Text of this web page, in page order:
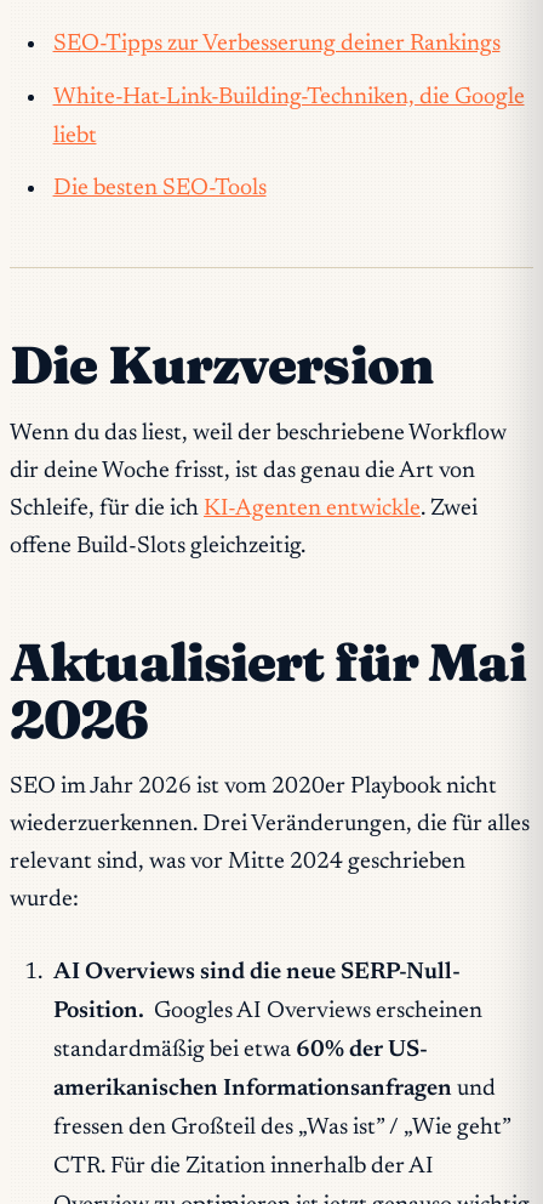
SEO-Tipps zur Verbesserung deiner Rankings
White-Hat-Link-Building-Techniken, die Google
liebt
Die besten SEO-Tools
Die Kurzversion
Wenn du das liest, weil der beschriebene Workflow
dir deine Woche frisst, ist das genau die Art von
Schleife, für die ich KI-Agenten entwickle. Zwei
offene Build-Slots gleichzeitig.
Aktualisiert für Mai
2026
SEO im Jahr 2026 ist vom 2020er Playbook nicht
wiederzuerkennen. Drei Veränderungen, die für alles
relevant sind, was vor Mitte 2024 geschrieben
wurde:
AI Overviews sind die neue SERP-Null-
Position. Googles AI Overviews erscheinen
standardmäßig bei etwa 60% der US-
amerikanischen Informationsanfragenund
fressen den Großteil des „Was ist” / „Wie geht”
CTR. Für die Zitation innerhalb der AI